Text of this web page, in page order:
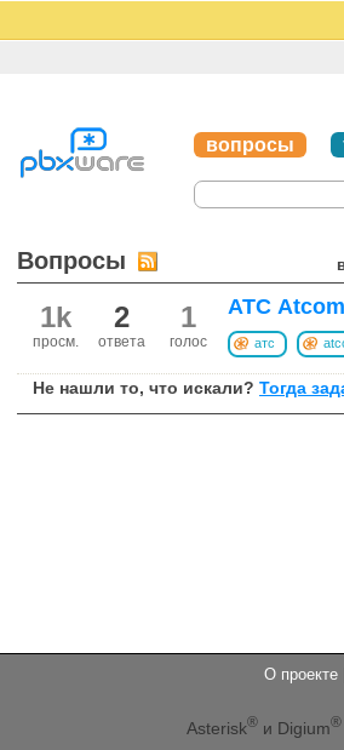
вопросы
Вопросы
1
голос
2
ответа
1k
просм.
АТС
атс
Не нашли то, что искали? Тогда
О проекте
Asterisk®и Digium®